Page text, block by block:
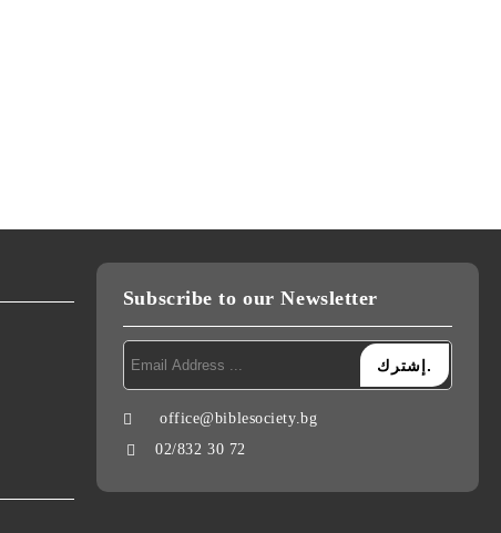
Subscribe to our Newsletter
office@biblesociety.bg
02/832 30 72